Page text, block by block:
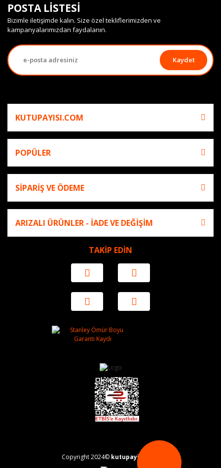
POSTA LİSTESİ
Bizimle iletişimde kalın. Size özel tekliflerimizden ve
kampanyalarımızdan faydalanın.
Kaydet
KUTUPAYISI.COM
POPÜLER
SİPARİŞ VE ÖDEME
ARIZALI ÜRÜNLER - İADE VE DEĞİŞİM
TAKİP EDİN
Copyright 2024© kutupayisi.com